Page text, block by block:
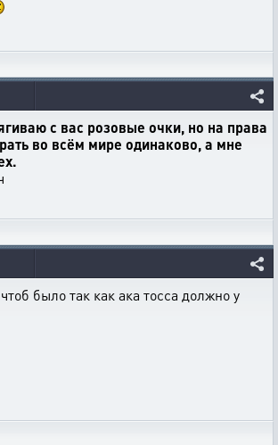
с вас розовые очки, но на права
во всём мире одинаково, а мне
было так как ака тосса должно у